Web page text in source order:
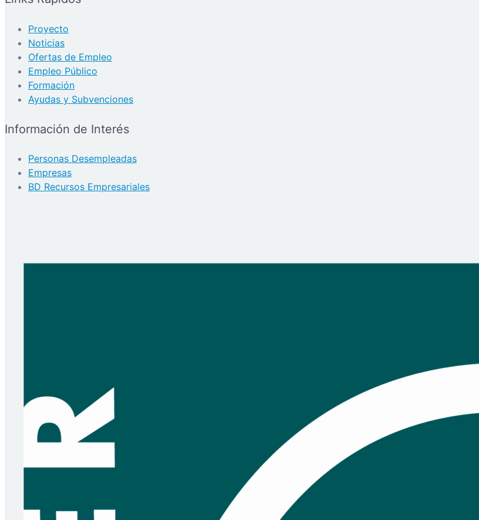
Proyecto
Noticias
Ofertas de Empleo
Empleo Público
Formación
Ayudas y Subvenciones
Información de Interés
Personas Desempleadas
Empresas
BD Recursos Empresariales